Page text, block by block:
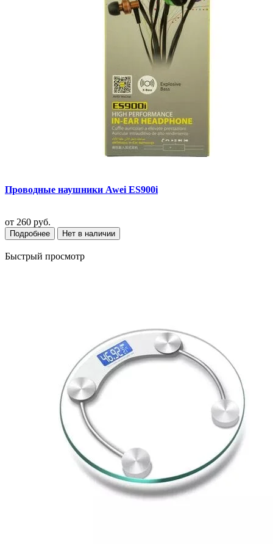
Проводные наушники Awei ES900i
от 260 руб.
Подробнее Нет в наличии
Быстрый просмотр